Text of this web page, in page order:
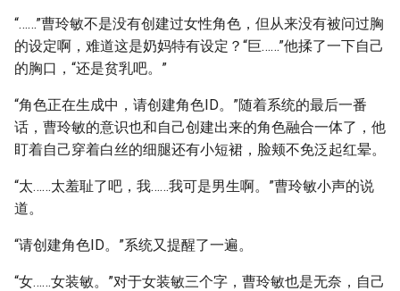
“……”曹玲敏不是没有创建过女性角色，但从来没有被问过胸
的设定啊，难道这是奶妈特有设定？“巨……”他揉了一下自己
的胸口，“还是贫乳吧。”
“角色正在生成中，请创建角色ID。”随着系统的最后一番
话，曹玲敏的意识也和自己创建出来的角色融合一体了，他
盯着自己穿着白丝的细腿还有小短裙，脸颊不免泛起红晕。
“太……太羞耻了吧，我……我可是男生啊。”曹玲敏小声的说
道。
“请创建角色ID。”系统又提醒了一遍。
“女……女装敏。”对于女装敏三个字，曹玲敏也是无奈，自己